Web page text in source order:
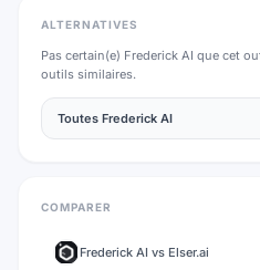
ALTERNATIVES
Pas certain(e) Frederick AI que cet
outils similaires.
Toutes Frederick AI
COMPARER
Frederick AI vs Elser.ai